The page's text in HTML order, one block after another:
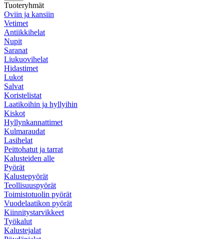
Tuoteryhmät
Oviin ja kansiin
Vetimet
Antiikkihelat
Nupit
Saranat
Liukuovihelat
Hidastimet
Lukot
Salvat
Koristelistat
Laatikoihin ja hyllyihin
Kiskot
Hyllynkannattimet
Kulmaraudat
Lasihelat
Peittohatut ja tarrat
Kalusteiden alle
Pyörät
Kalustepyörät
Teollisuuspyörät
Toimistotuolin pyörät
Vuodelaatikon pyörät
Kiinnitystarvikkeet
Työkalut
Kalustejalat